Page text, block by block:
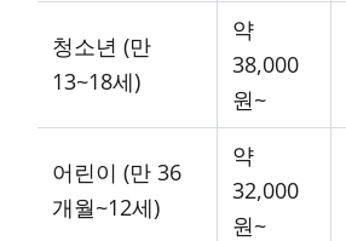
청소년 (만
13~18세)
약
38,000
원~
어린이 (만 36
개월~12세)
약
32,000
원~